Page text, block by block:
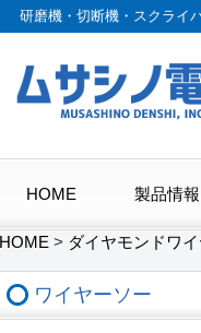
研磨機・切断機・スクライ
HOME 製品情報
HOME > ダイヤモンドワ
ワイヤーソー